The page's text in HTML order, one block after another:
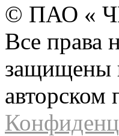
© ПАО «
Все права
защищены